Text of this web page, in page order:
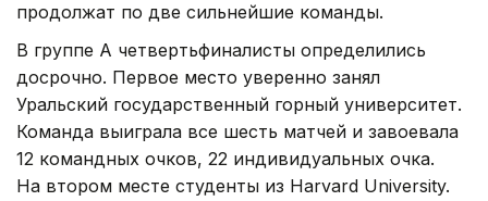
продолжат по две сильнейшие команды.
В группе А четвертьфиналисты определились
досрочно. Первое место уверенно занял
Уральский государственный горный университет.
Команда выиграла все шесть матчей и завоевала
12 командных очков, 22 индивидуальных очка.
На втором месте студенты из Harvard University.